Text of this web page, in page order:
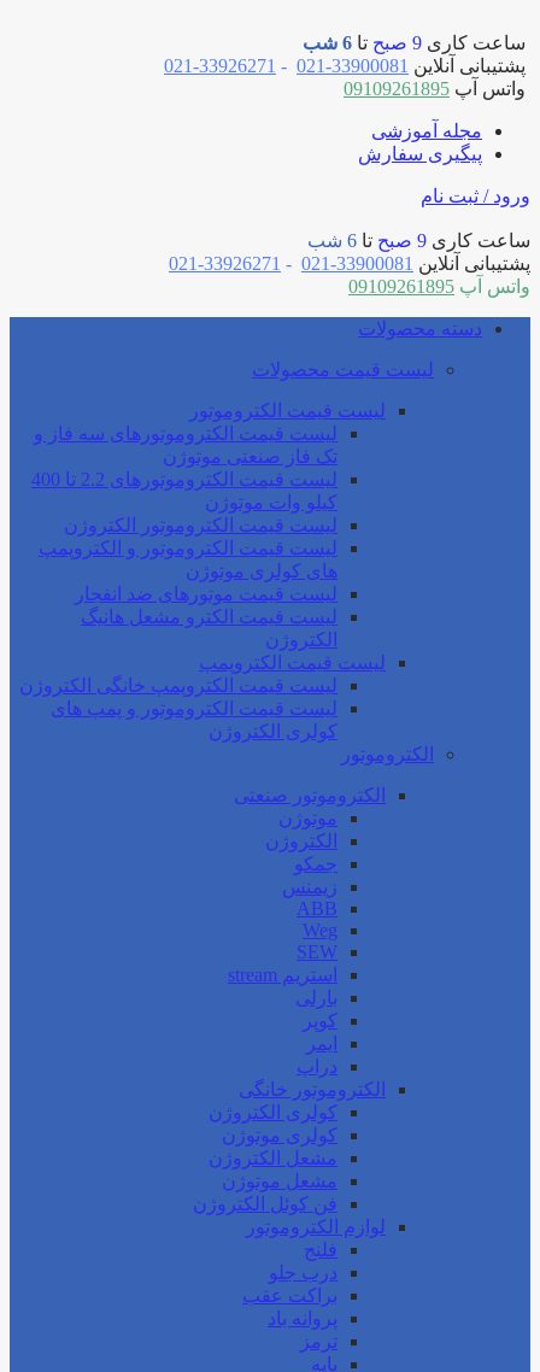
ساعت کاری 9 صبح تا 6 شب
پشتیبانی آنلاین 33900081-021
-
33926271-021
واتس آپ 09109261895
مجله آموزشی
پیگیری سفارش
ورود / ثبت نام
ساعت کاری 9 صبح تا 6 شب
پشتیبانی آنلاین 33900081-021
-
33926271-021
واتس آپ 09109261895
دسته محصولات
لیست قیمت محصولات
لیست قیمت الکتروموتور
لیست قیمت الکتروموتورهای سه فاز و
تک فاز صنعتی موتوژن
لیست قیمت الکتروموتورهای 2.2 تا 400
کیلو وات موتوژن
لیست قیمت الکتروموتور الکتروژن
لیست قیمت الکتروموتور و الکتروپمپ
های کولری موتوژن
لیست قیمت موتورهای ضد انفجار
لیست قیمت الکترو مشعل هانیگ
الکتروژن
لیست قیمت الکتروپمپ
لیست قیمت الکتروپمپ خانگی الکتروژن
لیست قیمت الکتروموتور و پمپ های
کولری الکتروژن
الکتروموتور
الکتروموتور صنعتی
موتوژن
الکتروژن
جمکو
زیمنس
ABB
Weg
SEW
استریم stream
بارلی
کوپر
ایمر
دراپ
الکتروموتور خانگی
کولری الکتروژن
کولری موتوژن
مشعل الکتروژن
مشعل موتوژن
فن کوئل الکتروژن
لوازم الکتروموتور
فلنج
درب جلو
براکت عقب
پروانه باد
ترمز
پایه